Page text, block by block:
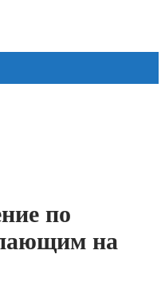
по
на